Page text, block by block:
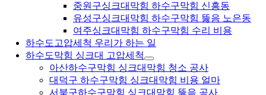
중원구싱크대막힘 하수구막힘 신흥동
유성구싱크대막힘 하수구막힘 뚫음 노은동
여주싱크대막힘 하수구막힘 수리 비용
하수도고압세척 우리가 하는 일
하수도막힘 싱크대 고압세척
아산하수구막힘 싱크대막힘 청소 공사
대덕구 하수구막힘 싱크대막힘 비용 얼마
서북구하수구막힘 싱크대막힘 뚫음 공사